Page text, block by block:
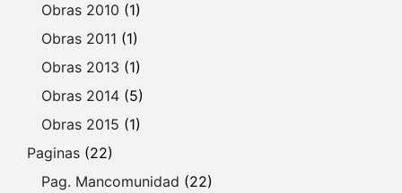
Obras 2010 (1)
Obras 2011 (1)
Obras 2013 (1)
Obras 2014 (5)
Obras 2015 (1)
Paginas (22)
Pag. Mancomunidad (22)